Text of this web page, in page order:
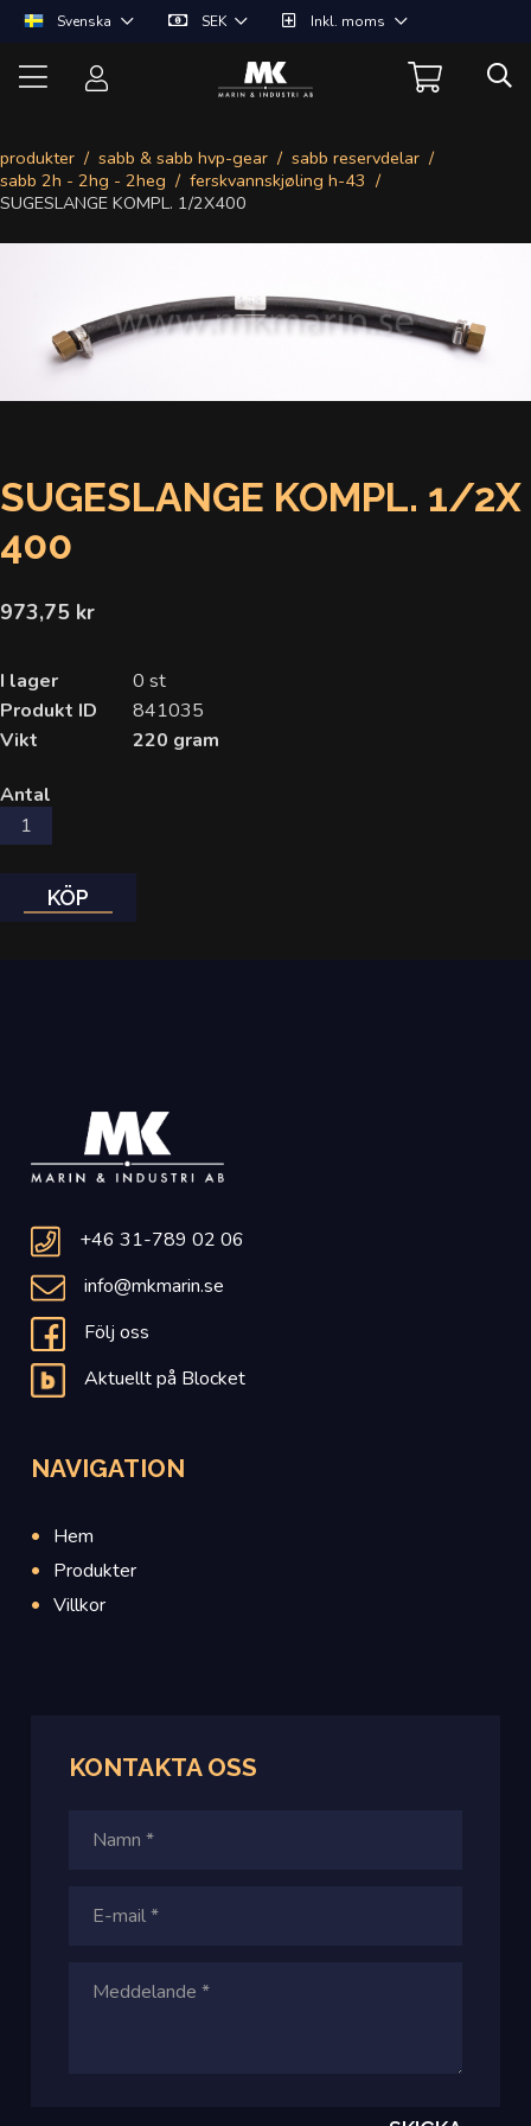
Svenska SEK Inkl. moms
produkter sabb & sabb hvp-gear
sabb reservdelar
sabb 2h - 2hg - 2heg
ferskvannskjøling h-43
SUGESLANGE KOMPL. 1/2X400
SUGESLANGE KOMPL. 1/2X
400
973,75 kr
I lager
0 st
Produkt ID
841035
Vikt
220 gram
Antal
KÖP
+46 31-789 02 06
info@mkmarin.se
Följ oss
Aktuellt på Blocket
NAVIGATION
Hem
Produkter
Villkor
KONTAKTAOSS